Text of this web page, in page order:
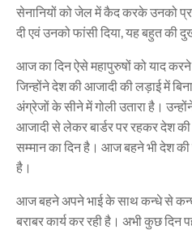
सेनानियों को जेल में कैद करके उनको
दी एवं उनको फांसी दिया, यह बहुत की
आज का दिन ऐसे महापुरुषों को याद
जिन्होंने देश की आजादी की लड़ाई में
अंग्रेजों के सीने में गोली उतारा है।
आजादी से लेकर बार्डर पर रहकर देश की
सम्मान का दिन है। आज बहने भी देश
है।
आज बहने अपने भाई के साथ कन्धे से
बराबर कार्य कर रही है। अभी कुछ दिन